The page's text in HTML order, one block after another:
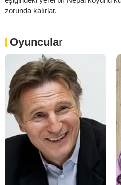
zorunda kalırlar.
Oyuncular